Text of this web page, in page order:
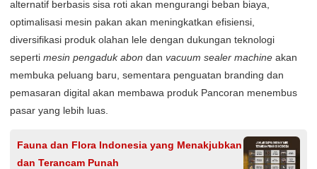
alternatif berbasis sisa roti akan mengurangi beban biaya,
optimalisasi mesin pakan akan meningkatkan efisiensi,
diversifikasi produk olahan lele dengan dukungan teknologi
seperti mesin pengaduk abon dan vacuum sealer machine akan
membuka peluang baru, sementara penguatan branding dan
pemasaran digital akan membawa produk Pancoran menembus
pasar yang lebih luas.
Fauna dan Flora Indonesia yang Menakjubkan
dan Terancam Punah